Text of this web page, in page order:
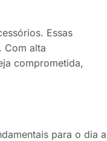
Essas
Com alta
comprometida,
para o dia a